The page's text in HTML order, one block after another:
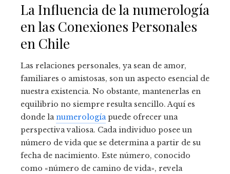
La Influencia de la numerología
en las Conexiones Personales
en Chile
Las relaciones personales, ya sean de amor,
familiares o amistosas, son un aspecto esencial de
nuestra existencia. No obstante, mantenerlas en
equilibrio no siempre resulta sencillo. Aquí es
donde lanumerologíapuede ofrecer una
perspectiva valiosa. Cada individuo posee un
número de vida que se determina a partir de su
fecha de nacimiento. Este número, conocido
como «número de camino de vida», revela